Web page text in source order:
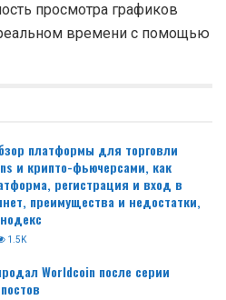
просмотра графиков
времени с помощью
платформы для торговли
и крипто-фьючерсами, как
регистрация и вход в
преимущества и недостатки,
1.5K
Worldcoin после серии